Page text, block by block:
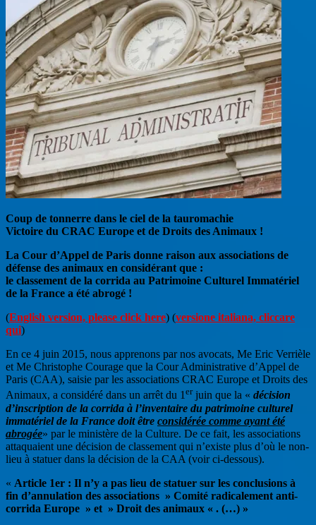
Coup de tonnerre dans le ciel de la tauromachie
Victoire du CRAC Europe et de Droits des Animaux !
La Cour d’Appel de Paris donne raison aux associations de
défense des animaux en considérant que :
le classement de la corrida au Patrimoine Culturel Immatériel
de la France a été abrogé !
(English version, please click here) (versione italiana, cliccare
qui)
En ce 4 juin 2015, nous apprenons par nos avocats, Me Eric Verrièle
et Me Christophe Courage que la Cour Administrative d’Appel de
Paris (CAA), saisie par les associations CRAC Europe et Droits des
Animaux, a considéré dans un arrêt du 1erjuin que la « décision
d’inscription de la corrida à l’inventaire du patrimoine culturel
immatériel de la France doit être considérée comme ayant été
abrogée» par le ministère de la Culture. De ce fait, les associations
attaquaient une décision de classement qui n’existe plus d’où le non-
lieu à statuer dans la décision de la CAA (voir ci-dessous).
« Article 1er : Il n’y a pas lieu de statuer sur les conclusions à
fin d’annulation des associations » Comité radicalement anti-
corrida Europe » et » Droit des animaux « . (…) »